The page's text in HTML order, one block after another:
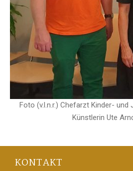
Foto (v.l.n.r.) Chefarzt Kinder- und
Künstlerin Ute
KONTAKT